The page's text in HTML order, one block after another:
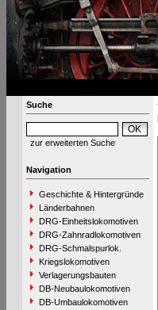
Suche
zur erweiterten Suche
Navigation
Geschichte & Hintergründe
Länderbahnen
DRG-Einheitslokomotiven
DRG-Zahnradlokomotiven
DRG-Schmalspurlok.
Kriegslokomotiven
Verlagerungsbauten
DB-Neubaulokomotiven
DB-Umbaulokomotiven